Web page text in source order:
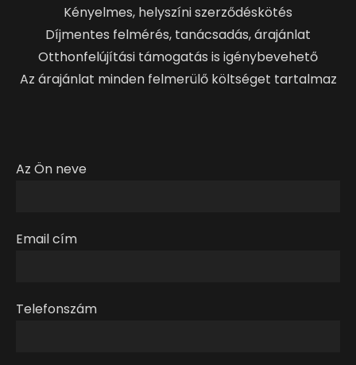
Kényelmes, helyszíni szerződéskötés
Díjmentes felmérés, tanácsadás, árajánlat
Otthonfelújítási támogatás is igénybevehető
Az árajánlat minden felmerülő költséget tartalmaz
Az Ön neve
Email cím
Telefonszám